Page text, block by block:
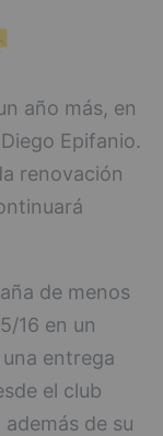
año más, en
Epifanio.
renovación
de menos
16 en un
entrega
el club
de su